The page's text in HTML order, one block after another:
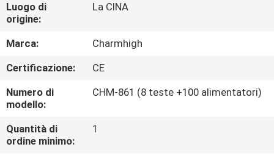
SU
DI
NOI
VISITA
ALLA
FABBRICA
Luogo di
origine:
La CINA
Marca:
Charmhigh
Certificazione:
CE
Numero di
modello:
CHM-861 (8 teste +100 alimentatori)
Quantità di
ordine minimo:
1